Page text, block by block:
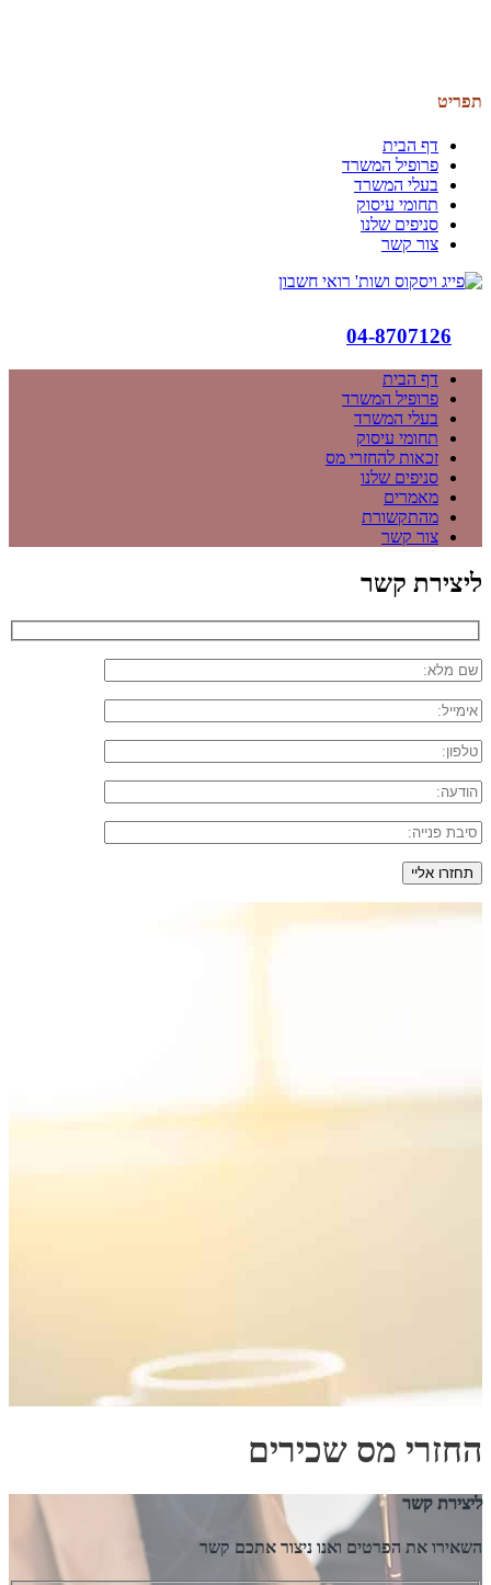
תפריט
דף הבית
פרופיל המשרד
בעלי המשרד
תחומי עיסוק
סניפים שלנו
צור קשר
04-8707126
דף הבית
פרופיל המשרד
בעלי המשרד
תחומי עיסוק
זכאות להחזרי מס
סניפים שלנו
מאמרים
מהתקשורת
צור קשר
ליצירת קשר
החזרי מס שכירים
ליצירת קשר
השאירו את הפרטים ואנו ניצור אתכם קשר